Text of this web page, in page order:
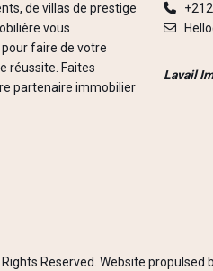
de villas de prestige
vous
faire de votre
réussite. Faites
partenaire immobilier
Lavail
Rights Reserved. Website propulsed